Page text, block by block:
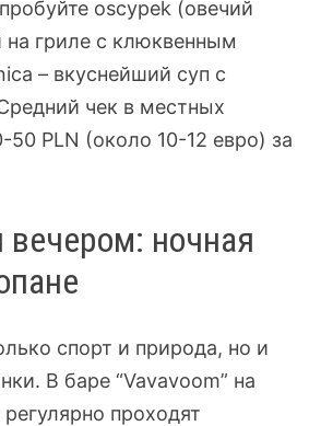
oscypek (овечий
гриле с клюквенным
– вкуснейший суп с
чек в местных
50 PLN (около 10-12 евро) за
вечером: ночная
спорт и природа, но и
В баре “Vavavoom” на
проходят